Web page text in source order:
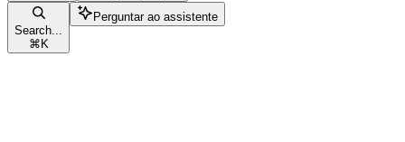
Search...
⌘ K
Perguntar ao assistente